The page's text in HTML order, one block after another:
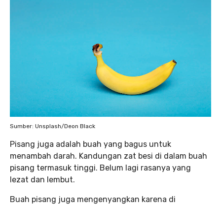
Sumber: Unsplash/Deon Black
Pisang juga adalah buah yang bagus untuk
menambah darah. Kandungan zat besi di dalam buah
pisang termasuk tinggi. Belum lagi rasanya yang
lezat dan lembut.
Buah pisang juga mengenyangkan karena di